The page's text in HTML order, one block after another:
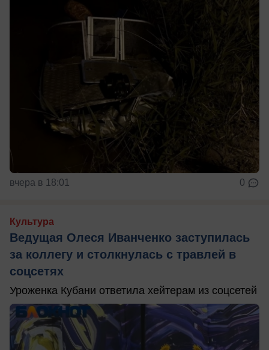
вчера в 18:01 0
Культура
Ведущая Олеся Иванченко заступилась
за коллегу и столкнулась с травлей в
соцсетях
Уроженка Кубани ответила хейтерам из соцсетей